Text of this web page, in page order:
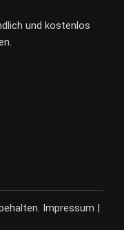
und kostenlos
Impressum |